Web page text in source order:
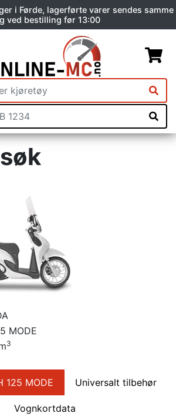
i Førde, lagerførte varer sendes samme
ved bestilling før 13:00
MODE
3
125 MODE
Universalt tilbehør
Vognkortdata